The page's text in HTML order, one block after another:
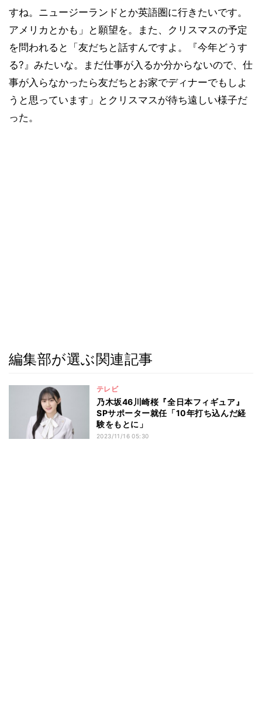
すね。ニュージーランドとか英語圏に行きたいです。
アメリカとかも」と願望を。また、クリスマスの予定
を問われると「友だちと話すんですよ。『今年どうす
る?』みたいな。まだ仕事が入るか分からないので、仕
事が入らなかったら友だちとお家でディナーでもしよ
うと思っています」とクリスマスが待ち遠しい様子だ
った。
編集部が選ぶ関連記事
テレビ
乃木坂46川崎桜『全日本フィギュア』
SPサポーター就任「10年打ち込んだ経
験をもとに」
2023/11/16 05:30